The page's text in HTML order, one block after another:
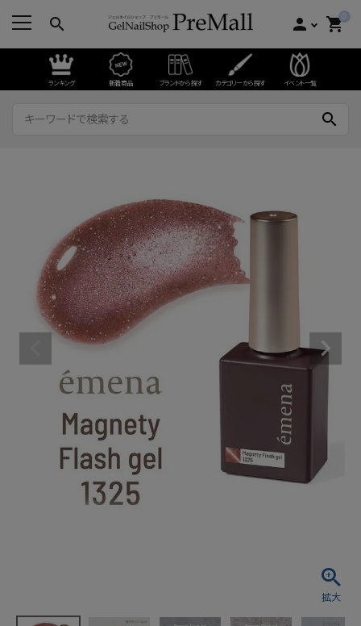
search person 0
shopping_cart
ランキング 新着商品 ブランドから探す カテゴリーから探す イベント一覧
search